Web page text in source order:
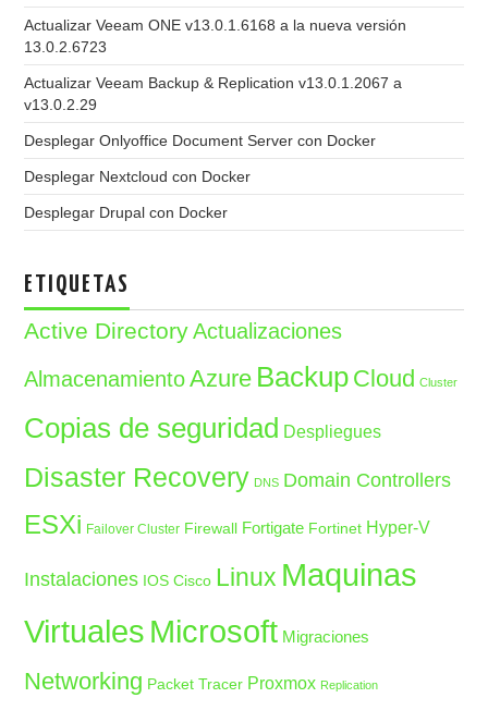
Actualizar Veeam ONE v13.0.1.6168 a la nueva versión
13.0.2.6723
Actualizar Veeam Backup & Replication v13.0.1.2067 a
v13.0.2.29
Desplegar Onlyoffice Document Server con Docker
Desplegar Nextcloud con Docker
Desplegar Drupal con Docker
ETIQUETAS
Active Directory Actualizaciones
Almacenamiento Azure Backup Cloud Cluster
Copias de seguridad Despliegues
Disaster Recovery DNS Domain Controllers
ESXi Failover Cluster Firewall Fortigate Fortinet Hyper-V
Instalaciones IOS Cisco Linux Maquinas
Virtuales Microsoft Migraciones
Networking Packet Tracer Proxmox Replication